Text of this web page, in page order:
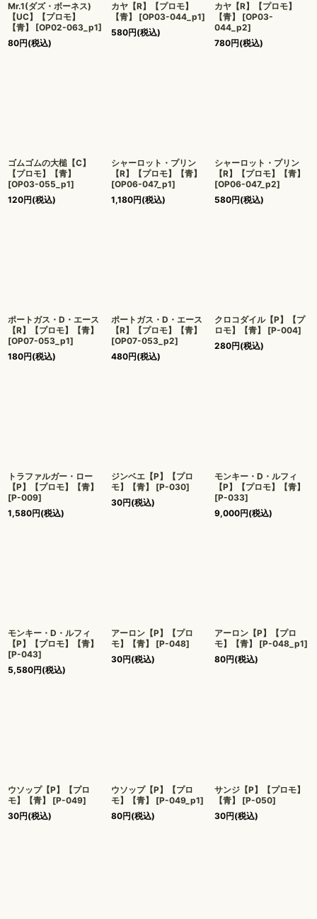
Mr.1(ダズ・ボーネス)
【UC】【プロモ】
【青】
[OP02-063_p1]
80円(税込)
カヤ【R】【プロモ】
【青】
[OP03-044_p1]
580円(税込)
カヤ【R】【プロモ】
【青】
[OP03-
044_p2]
780円(税込)
ゴムゴムの大槌【C】
【プロモ】【青】
[OP03-055_p1]
120円(税込)
シャーロット・プリン
【R】【プロモ】【青】
[OP06-047_p1]
1,180円(税込)
シャーロット・プリン
【R】【プロモ】【青】
[OP06-047_p2]
580円(税込)
ポートガス・D・エース
【R】【プロモ】【青】
[OP07-053_p1]
180円(税込)
ポートガス・D・エース
【R】【プロモ】【青】
[OP07-053_p2]
480円(税込)
クロコダイル【P】【プ
ロモ】【青】
[P-004]
280円(税込)
トラファルガー・ロー
【P】【プロモ】【青】
[P-009]
1,580円(税込)
ジンベエ【P】【プロ
モ】【青】
[P-030]
30円(税込)
モンキー・D・ルフィ
【P】【プロモ】【青】
[P-033]
9,000円(税込)
モンキー・D・ルフィ
【P】【プロモ】【青】
[P-043]
5,580円(税込)
アーロン【P】【プロ
モ】【青】
[P-048]
30円(税込)
アーロン【P】【プロ
モ】【青】
[P-048_p1]
80円(税込)
ウソップ【P】【プロ
モ】【青】
[P-049]
30円(税込)
ウソップ【P】【プロ
モ】【青】
[P-049_p1]
80円(税込)
サンジ【P】【プロモ】
【青】
[P-050]
30円(税込)